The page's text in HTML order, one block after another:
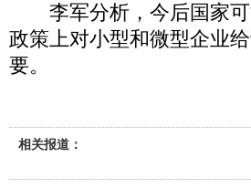
李军分析，今后国家可
政策上对小型和微型企业
要。
相关报道：